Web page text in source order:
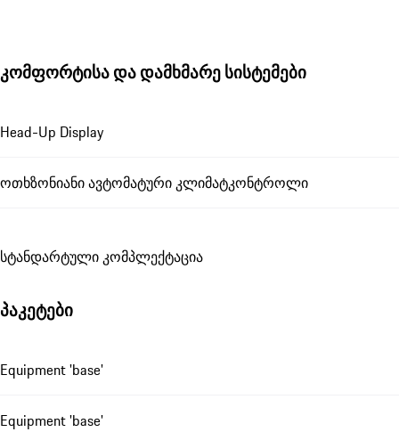
კომფორტისა და დამხმარე სისტემები
Head-Up Display
ოთხზონიანი ავტომატური კლიმატკონტროლი
სტანდარტული კომპლექტაცია
პაკეტები
Equipment 'base'
Equipment 'base'